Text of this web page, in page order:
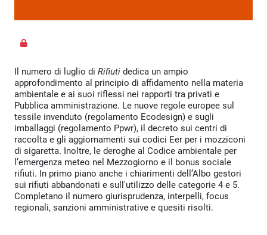
Il numero di luglio di Rifiuti dedica un ampio
approfondimento al principio di affidamento nella materia
ambientale e ai suoi riflessi nei rapporti tra privati e
Pubblica amministrazione. Le nuove regole europee sul
tessile invenduto (regolamento Ecodesign) e sugli
imballaggi (regolamento Ppwr), il decreto sui centri di
raccolta e gli aggiornamenti sui codici Eer per i mozziconi
di sigaretta. Inoltre, le deroghe al Codice ambientale per
l’emergenza meteo nel Mezzogiorno e il bonus sociale
rifiuti. In primo piano anche i chiarimenti dell’Albo gestori
sui rifiuti abbandonati e sull'utilizzo delle categorie 4 e 5.
Completano il numero giurisprudenza, interpelli, focus
regionali, sanzioni amministrative e quesiti risolti.